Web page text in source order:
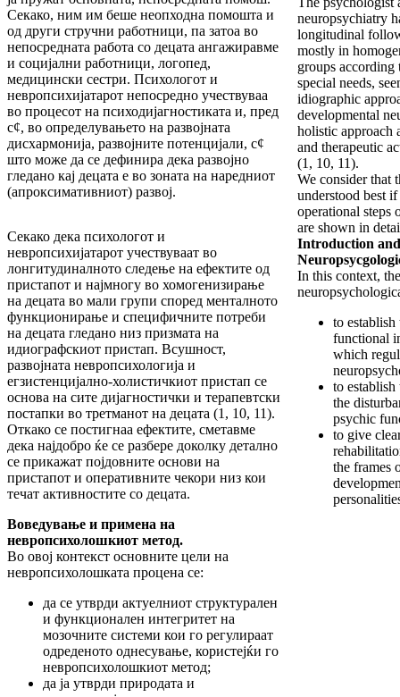
neuropsychiatry
longitudinal
mostly in
groups
special needs,
idiographic
developmental
holistic approach
and therapeutic
(1, 10, 11).
We consider that
understood best
operational steps
are shown in
Introduction
In this context,
to establish
functional
which
to
the
psychic
to give
the frames
Секако, ним им беше неопходна помошта и
од други стручни работници, па затоа во
непосредната работа со децата ангажиравме
и социјални работници, логопед,
медицински сестри. Психологот и
невропсихијатарот непосредно учествуваа
во процесот на психодијагностиката и, пред
с¢, во определувањето на развојната
дисхармонија, развојните потенцијали, с¢
што може да се дефинира дека развојно
гледано кај децата е во зоната на наредниот
(апроксимативниот) развој.
Секако дека психологот и
невропсихијатарот учествуваат во
лонгитудиналното следење на ефектите од
пристапот и најмногу во хомогенизирање
на децата во мали групи според менталното
функционирање и специфичните потреби
на децата гледано низ призмата на
идиографскиот пристап. Всушност,
развојната невропсихологија и
егзистенцијално-холистичкиот пристап се
основа на сите дијагностички и терапевтски
постапки во третманот на децата (1, 10, 11).
Откако се постигнаа ефектите, сметавме
дека најдобро ќе се разбере доколку детално
се прикажат појдовните основи на
пристапот и оперативните чекори низ кои
течат активностите со децата.
Воведување и примена на
невропсихолошкиот метод.
Во овој контекст основните цели на
невропсихолошката процена се:
да се утврди актуелниот структурален
и функционален интегритет на
мозочните системи кои го регулираат
одреденото однесување, користејќи го
невропсихолошкиот метод;
да ја утврди природата и